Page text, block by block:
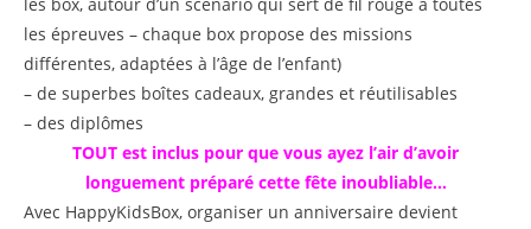
les épreuves – chaque box propose des missions
différentes, adaptées à l’âge de l’enfant)
– de superbes boîtes cadeaux, grandes et réutilisables
– des diplômes
TOUT est inclus pour que vous ayez l’air d’avoir
longuement préparé cette fête inoubliable…
Avec HappyKidsBox, organiser un anniversaire devient